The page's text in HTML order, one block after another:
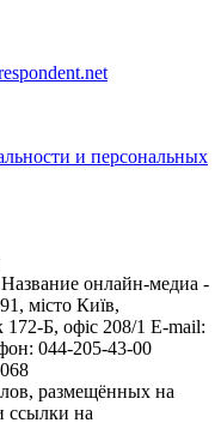
и персональных
онлайн-медиа -
місто Київ,
Б, офіс 208/1 E-mail:
044-205-43-00
размещённых на
ссылки на